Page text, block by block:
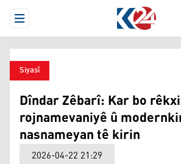
Open Menu
Siyasî
Dîndar Zêbarî: Kar bo
rojnamevaniyê û
nasnameyan tê kirin
2026-04-22 21:29